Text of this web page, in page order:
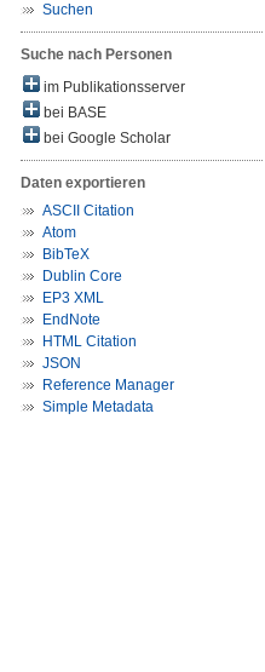
Suchen
Suche nach Personen
im Publikationsserver
bei BASE
bei Google Scholar
Daten exportieren
ASCII Citation
Atom
BibTeX
Dublin Core
EP3 XML
EndNote
HTML Citation
JSON
Reference Manager
Simple Metadata